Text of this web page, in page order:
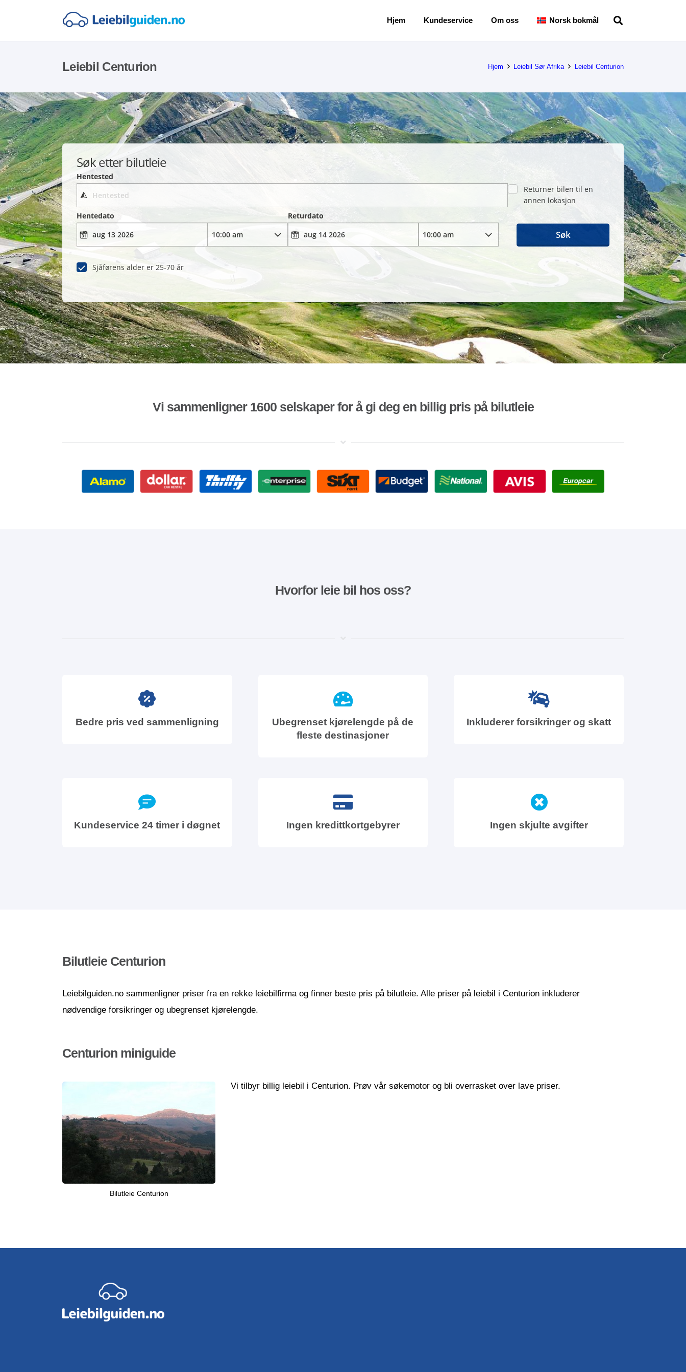
Hjem Kundeservice Om oss Norsk bokmål
Leiebil Centurion Hjem Leiebil Sør Afrika Leiebil Centurion
Søk etter bilutleie
Hentested
Returner bilen til en
annen lokasjon
Hentedato
Returdato
Sjåførens alder er 25-70 år
Søk
Vi sammenligner 1600 selskaper for å gi deg en billig pris på bilutleie
Hvorfor leie bil hos oss?
Bedre pris ved sammenligning
Ubegrenset kjørelengde på de
fleste destinasjoner
Inkluderer forsikringer og skatt
Kundeservice 24 timer i døgnet Ingen kredittkortgebyrer Ingen skjulte avgifter
Bilutleie Centurion
Leiebilguiden.no sammenligner priser fra en rekke leiebilfirma og finner beste pris på bilutleie. Alle priser på leiebil i Centurion inkluderer
nødvendige forsikringer og ubegrenset kjørelengde.
Centurion miniguide
Bilutleie Centurion
Vi tilbyr billig leiebil i Centurion. Prøv vår søkemotor og bli overrasket over lave priser.